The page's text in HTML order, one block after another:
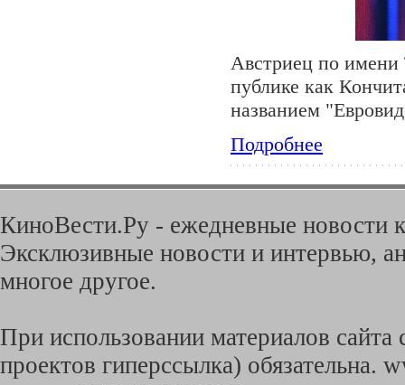
Австриец по
публике как
названием
Подробнее
КиноВести.Ру - ежедневные новости
Эксклюзивные новости и интервью,
многое другое.
При использовании материалов
проектов гиперссылка) обязательна.